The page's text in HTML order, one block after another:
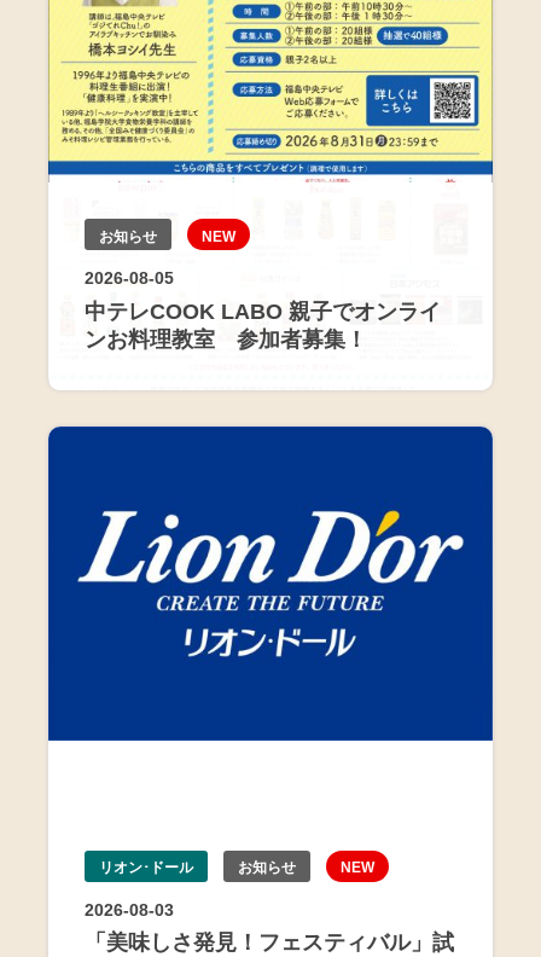
お知らせ NEW
2026-08-05
中テレCOOK LABO 親子でオンライ
ンお料理教室 参加者募集！
リオン･ドール お知らせ NEW
2026-08-03
「美味しさ発見！フェスティバル」試